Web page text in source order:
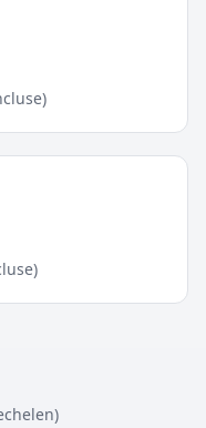
)
)
)